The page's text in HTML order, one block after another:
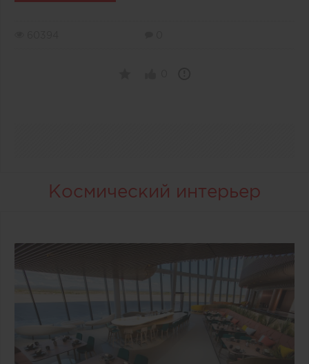
Космический интерьер